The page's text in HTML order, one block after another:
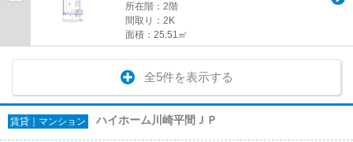
所在階：2階
間取り：2K
面積：25.51㎡
全5件を表示する
賃貸｜マンション ハイホーム川崎平間ＪＰ